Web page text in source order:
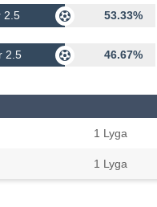
2.5 53.33%
2.5 46.67%
1 Lyga
1 Lyga